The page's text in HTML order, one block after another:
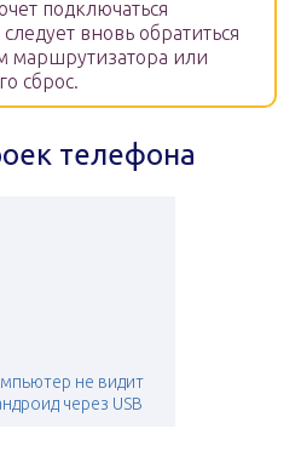
подключаться
вновь обратиться
маршрутизатора или
сброс.
телефона
не видит
через USB